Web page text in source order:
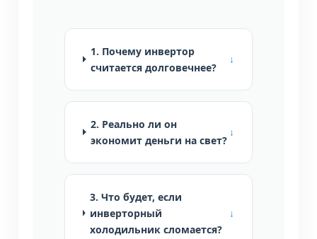
1. Почему инвертор
считается долговечнее?
2. Реально ли он
экономит деньги на свет?
3. Что будет, если
инверторный
холодильник сломается?